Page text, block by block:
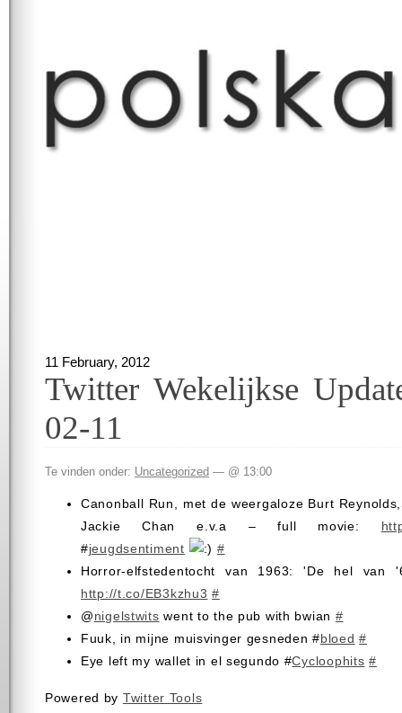
11 February, 2012
Twitter Wekelijkse
02-11
Te vinden onder: Uncategorized — @ 13:00
Canonball Run, met de weergaloze Burt
Jackie Chan e.v.a – full movie:
#jeugdsentiment
#
Horror-elfstedentocht van 1963: 'De hel van
http://t.co/EB3kzhu3 #
@nigelstwits went to the pub with bwian #
Fuuk, in mijne muisvinger gesneden #bloed #
Eye left my wallet in el segundo #Cycloophits #
Powered by Twitter Tools